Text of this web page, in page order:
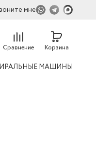
мне
Сравнение
54
Корзина
МАШИНЫ